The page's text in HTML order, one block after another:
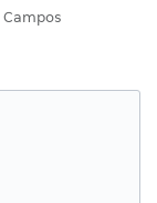
Campos